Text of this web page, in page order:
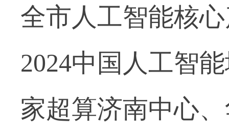
全市人工智能核
2024中国人工智
家超算济南中心